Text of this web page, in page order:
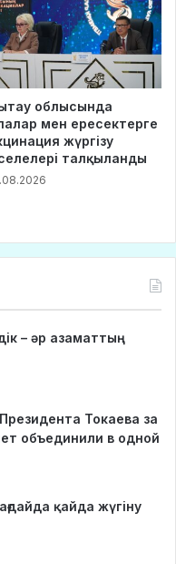
облысында
мен ересектерге
жүргізу
талқыланды
– әр азаматтың
Токаева за
объединили в одной
қайда жүгіну